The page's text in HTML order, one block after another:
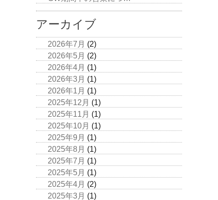
アーカイブ
2026年7月 (2)
2026年5月 (2)
2026年4月 (1)
2026年3月 (1)
2026年1月 (1)
2025年12月 (1)
2025年11月 (1)
2025年10月 (1)
2025年9月 (1)
2025年8月 (1)
2025年7月 (1)
2025年5月 (1)
2025年4月 (2)
2025年3月 (1)